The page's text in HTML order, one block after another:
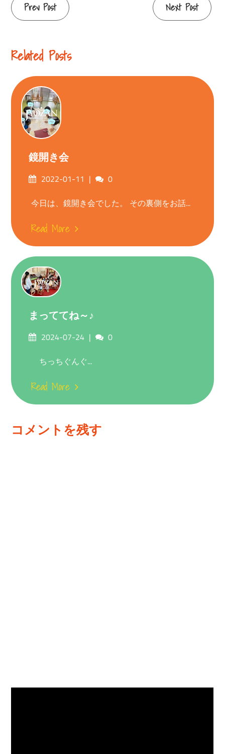
Continue
Prev Post Next Post
Related Posts
鏡開き会
Posted2022-01-11 Comments
0
今日は、鏡開き会でした。 その裏側をお話...
Read More
まっててね～♪
Posted2024-07-24 Comments
0
ちっちぐんぐ...
Read More
コメントを残す